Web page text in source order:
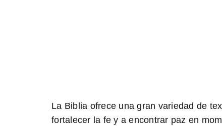
La Biblia ofrece una gran variedad de
fortalecer la fe y a encontrar paz en